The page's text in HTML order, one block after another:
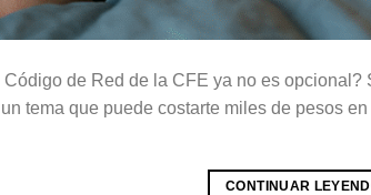
de Red de la CFE ya no es
tema que puede costarte miles de pesos
CONTINUAR